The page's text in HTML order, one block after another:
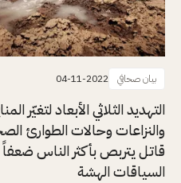
بيان صحافي 04-11-2022
التهديد الثلاثي الأبعاد لتغيّر
والنزاعات وحالات الطوارئ
قاتل يتربص بأكثر الناس ضعفاً
السياقات الهشة